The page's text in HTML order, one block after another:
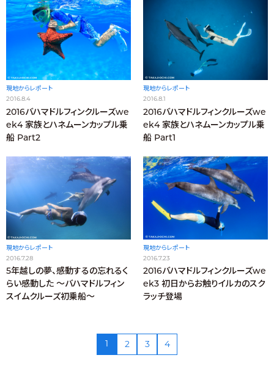
現地からレポート
2016.8.4
2016バハマドルフィンクルーズwe
ek4 家族とハネムーンカップル乗
船 Part2
現地からレポート
2016.8.1
2016バハマドルフィンクルーズwe
ek4 家族とハネムーンカップル乗
船 Part1
現地からレポート
2016.7.28
5年越しの夢、感動するの忘れるく
らい感動した ～バハマドルフィン
スイムクルーズ初乗船～
現地からレポート
2016.7.23
2016バハマドルフィンクルーズwe
ek3 初日からお触りイルカのスク
ラッチ登場
1 2 3 4